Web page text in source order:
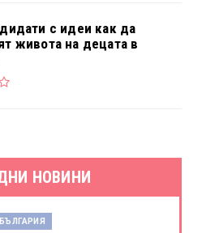
с идеи как да
живота на децата в
НОВИНИ
БЪЛГАРИЯ